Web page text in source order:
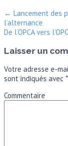
← Lancement des
l’alternance
De l’OPCA vers
Laisser un
Votre adresse e-
sont indiqués avec *
Commentaire